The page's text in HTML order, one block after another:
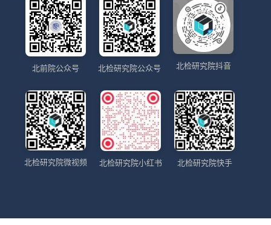
北前院公众号 北检研究院公众号 北检研究院抖音
北检研究院微视频 北检研究院小红书 北检研究院快手